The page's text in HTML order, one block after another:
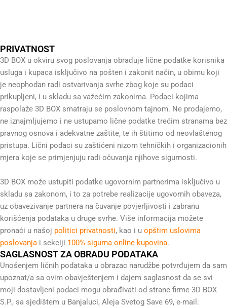
PRIVATNOST
3D BOX u okviru svog poslovanja obrađuje lične podatke korisnika
usluga i kupaca isključivo na pošten i zakonit način, u obimu koji
je neophodan radi ostvarivanja svrhe zbog koje su podaci
prikupljeni, i u skladu sa važećim zakonima. Podaci kojima
raspolaže 3D BOX smatraju se poslovnom tajnom. Ne prodajemo,
ne iznajmljujemo i ne ustupamo lične podatke trećim stranama bez
pravnog osnova i adekvatne zaštite, te ih štitimo od neovlaštenog
pristupa. Lični podaci su zaštićeni nizom tehničkih i organizacionih
mjera koje se primjenjuju radi očuvanja njihove sigurnosti.
3D BOX može ustupiti podatke ugovornim partnerima isključivo u
skladu sa zakonom, i to za potrebe realizacije ugovornih obaveza,
uz obavezivanje partnera na čuvanje povjerljivosti i zabranu
korišćenja podataka u druge svrhe. Više informacija možete
pronaći u našoj politici privatnosti, kao i u opštim uslovima
poslovanja i sekciji 100% sigurna online kupovina.
SAGLASNOST ZA OBRADU PODATAKA
Unošenjem ličnih podataka u obrazac narudžbe potvrđujem da sam
upoznat/a sa ovim obavještenjem i dajem saglasnost da se svi
moji dostavljeni podaci mogu obrađivati od strane firme 3D BOX
S.P., sa sjedištem u Banjaluci, Aleja Svetog Save 69, e-mail: